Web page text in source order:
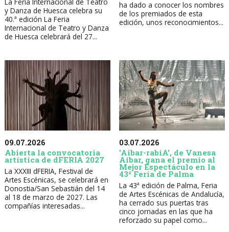
La Feria Internacional de Teatro
y Danza de Huesca celebra su
40.ª edición La Feria
Internacional de Teatro y Danza
de Huesca celebrará del 27...
ha dado a conocer los nombres
de los premiados de esta
edición, unos reconocimientos...
09.07.2026
Abierta la convocatoria
artística de dFERIA 2027
La XXXIII dFERIA, Festival de
Artes Escénicas, se celebrará en
Donostia/San Sebastián del 14
al 18 de marzo de 2027. Las
compañías interesadas...
03.07.2026
'Aibar-rabiA', de Vanesa
Aibar, gana el premio al
Mejor Espectáculo en la
43ª Feria de Palma
La 43ª edición de Palma, Feria
de Artes Escénicas de Andalucía,
ha cerrado sus puertas tras
cinco jornadas en las que ha
reforzado su papel como...